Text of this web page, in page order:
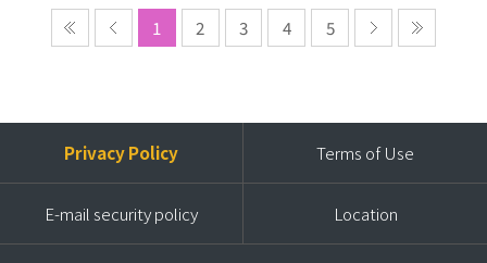
1 2 3 4 5
Privacy Policy Terms of Use
E-mail security policy Location